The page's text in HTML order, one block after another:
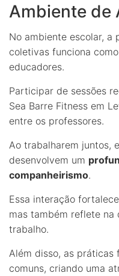
Ambiente de
No ambiente escolar,
coletivas funciona
educadores.
Participar de sessões
Sea Barre Fitness em
entre os professores.
Ao trabalharem juntos,
desenvolvem um
companheirismo.
Essa interação
mas também reflete
trabalho.
Além disso, as
comuns, criando uma